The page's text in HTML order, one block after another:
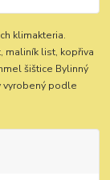
klimakteria.
maliník list, kopřiva
šištice Bylinný
vyrobený podle